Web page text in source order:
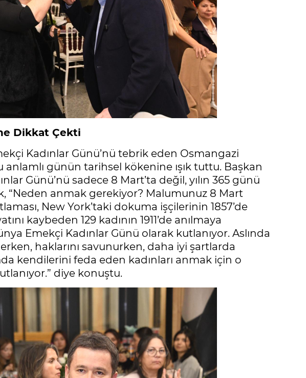
Dikkat Çekti
Kadınlar Günü’nü tebrik eden Osmangazi
anlamlı günün tarihsel kökenine ışık tuttu. Başkan
Günü’nü sadece 8 Mart’ta değil, yılın 365 günü
“Neden anmak gerekiyor? Malumunuz 8 Mart
New York’taki dokuma işçilerinin 1857’de
kaybeden 129 kadının 1911’de anılmaya
Emekçi Kadınlar Günü olarak kutlanıyor. Aslında
haklarını savunurken, daha iyi şartlarda
kendilerini feda eden kadınları anmak için o
diye konuştu.